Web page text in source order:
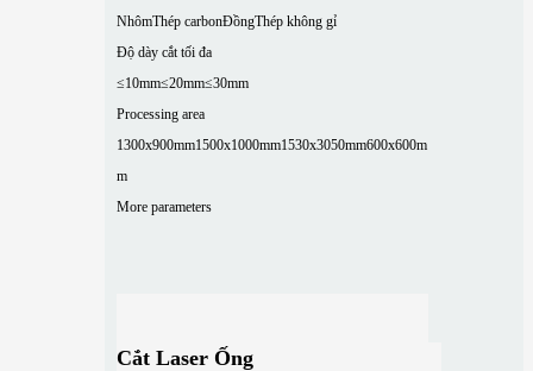
NhômThép carbonĐồngThép không gỉ
Độ dày cắt tối đa
≤10mm≤20mm≤30mm
Processing area
1300x900mm1500x1000mm1530x3050mm600x600m
m
More parameters
Cắt Laser Ống